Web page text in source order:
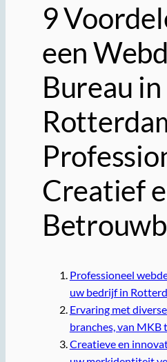
9
een
Bureau in
Creatief
Professioneel
uw bedrijf in
Ervaring met
branches, van
Creatieve en